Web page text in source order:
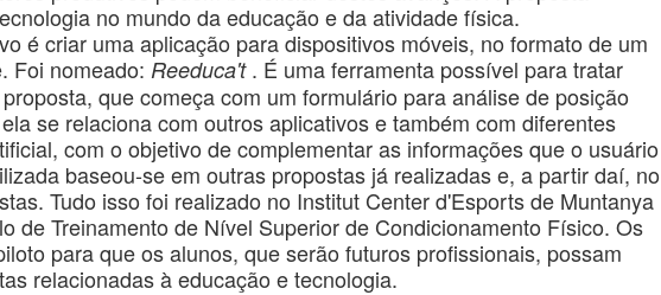
no mundo da educação e da atividade física.
é criar uma aplicação para dispositivos móveis, no formato de um
Foi nomeado: Reeduca't. É uma ferramenta possível para tratar
que começa com um formulário para análise de posição
se relaciona com outros aplicativos e também com diferentes
com o objetivo de complementar as informações que o usuário
baseou-se em outras propostas já realizadas e, a partir daí, no
Tudo isso foi realizado no Institut Center d'Esports de Muntanya
de Treinamento de Nível Superior de Condicionamento Físico. Os
para que os alunos, que serão futuros profissionais, possam
relacionadas à educação e tecnologia.